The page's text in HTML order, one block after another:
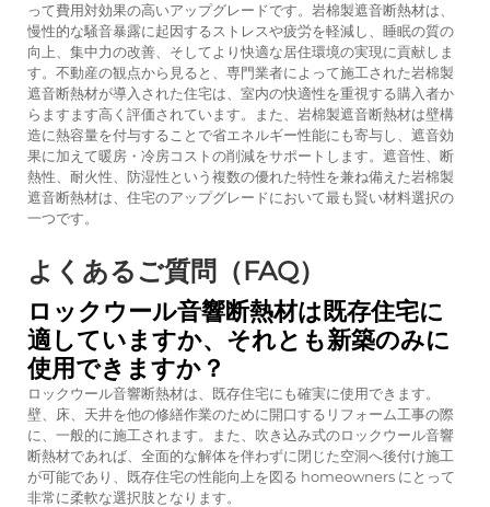
って費用対効果の高いアップグレードです。岩棉製遮音断熱材は、
慢性的な騒音暴露に起因するストレスや疲労を軽減し、睡眠の質の
向上、集中力の改善、そしてより快適な居住環境の実現に貢献しま
す。不動産の観点から見ると、専門業者によって施工された岩棉製
遮音断熱材が導入された住宅は、室内の快適性を重視する購入者か
らますます高く評価されています。また、岩棉製遮音断熱材は壁構
造に熱容量を付与することで省エネルギー性能にも寄与し、遮音効
果に加えて暖房・冷房コストの削減をサポートします。遮音性、断
熱性、耐火性、防湿性という複数の優れた特性を兼ね備えた岩棉製
遮音断熱材は、住宅のアップグレードにおいて最も賢い材料選択の
一つです。
よくあるご質問（FAQ）
ロックウール音響断熱材は既存住宅に
適していますか、それとも新築のみに
使用できますか？
ロックウール音響断熱材は、既存住宅にも確実に使用できます。
壁、床、天井を他の修繕作業のために開口するリフォーム工事の際
に、一般的に施工されます。また、吹き込み式のロックウール音響
断熱材であれば、全面的な解体を伴わずに閉じた空洞へ後付け施工
が可能であり、既存住宅の性能向上を図る homeowners にとって
非常に柔軟な選択肢となります。